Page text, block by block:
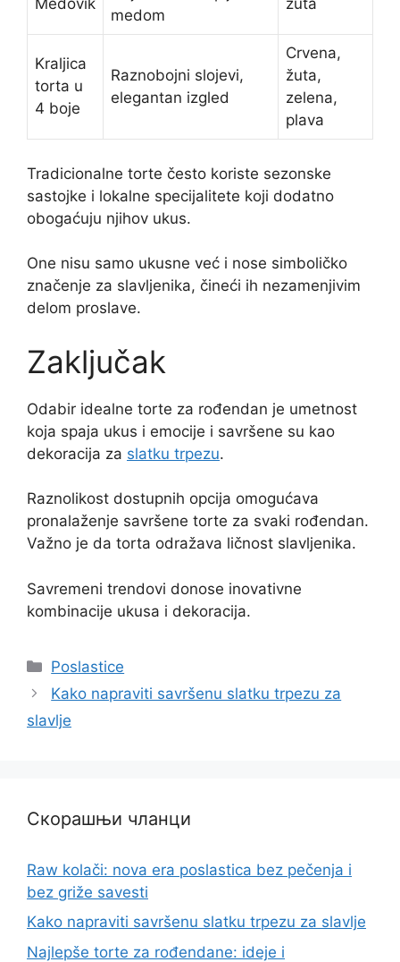
Medovik
medom
žuta
Kraljica
torta u
4 boje
Raznobojni slojevi,
elegantan izgled
Crvena,
žuta,
zelena,
plava
Tradicionalne torte često koriste sezonske
sastojke i lokalne specijalitete koji dodatno
obogaćuju njihov ukus.
One nisu samo ukusne već i nose simboličko
značenje za slavljenika, čineći ih nezamenjivim
delom proslave.
Zaključak
Odabir idealne torte za rođendan je umetnost
koja spaja ukus i emocije i savršene su kao
dekoracija za slatku trpezu.
Raznolikost dostupnih opcija omogućava
pronalaženje savršene torte za svaki rođendan.
Važno je da torta odražava ličnost slavljenika.
Savremeni trendovi donose inovativne
kombinacije ukusa i dekoracija.
Categories
Poslastice
Kako napraviti savršenu slatku trpezu za
slavlje
Скорашњи чланци
Raw kolači: nova era poslastica bez pečenja i
bez griže savesti
Kako napraviti savršenu slatku trpezu za slavlje
Najlepše torte za rođendane: ideje i